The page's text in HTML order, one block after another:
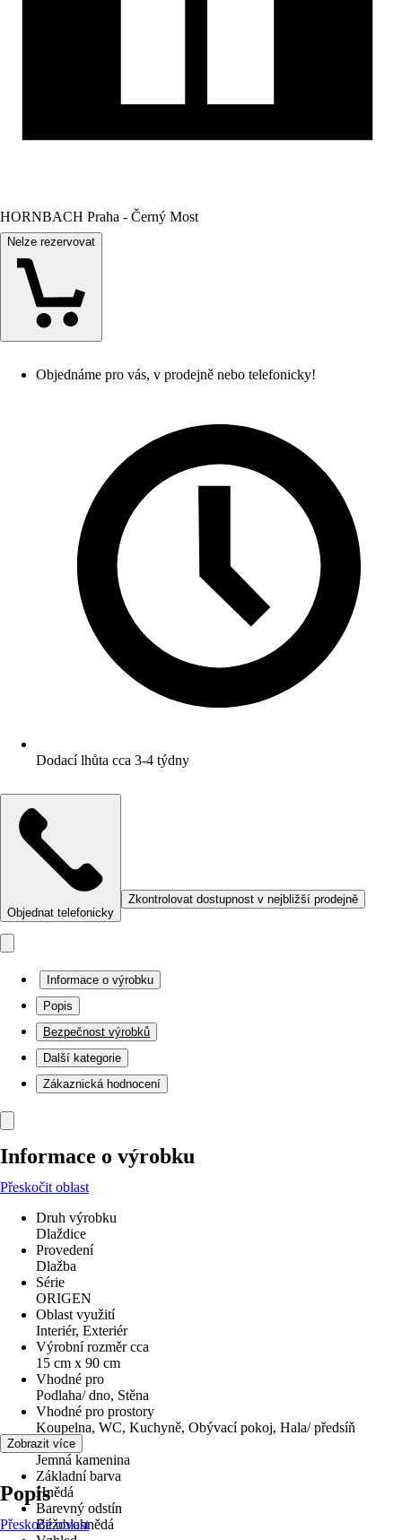
HORNBACH Praha - Černý Most
Nelze rezervovat
Objednáme pro vás, v prodejně nebo telefonicky!
Dodací lhůta cca 3-4 týdny
Objednat telefonicky
Zkontrolovat dostupnost v nejbližší prodejně
Informace o výrobku
Popis
Bezpečnost výrobků
Další kategorie
Zákaznická hodnocení
Informace o výrobku
Přeskočit oblast
Druh výrobku
Dlaždice
Provedení
Dlažba
Série
ORIGEN
Oblast využití
Interiér, Exteriér
Výrobní rozměr cca
15 cm x 90 cm
Vhodné pro
Podlaha/ dno, Stěna
Vhodné pro prostory
Koupelna, WC, Kuchyně, Obývací pokoj, Hala/ předsíň
Materiál
Jemná kamenina
Základní barva
Hnědá
Barevný odstín
Béžovohnědá
Zobrazit více
Popis
Přeskočit oblast